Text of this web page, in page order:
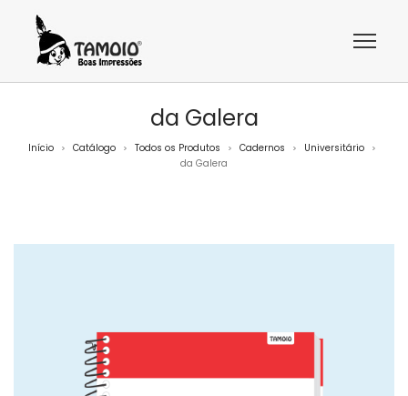
da Galera
Início > Catálogo > Todos os Produtos > Cadernos > Universitário >
da Galera